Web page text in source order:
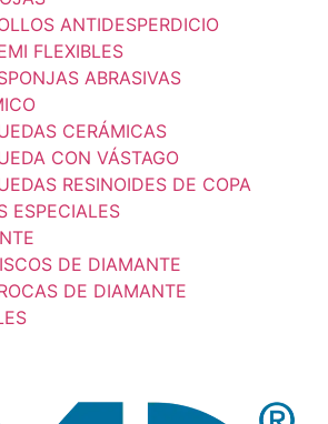
ANTIDESPERDICIO
FLEXIBLES
ABRASIVAS
CERÁMICAS
CON VÁSTAGO
RESINOIDES DE COPA
ESPECIALES
DE DIAMANTE
DE DIAMANTE